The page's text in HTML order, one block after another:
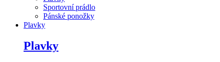
Sportovní prádlo
Pánské ponožky
Plavky
Plavky